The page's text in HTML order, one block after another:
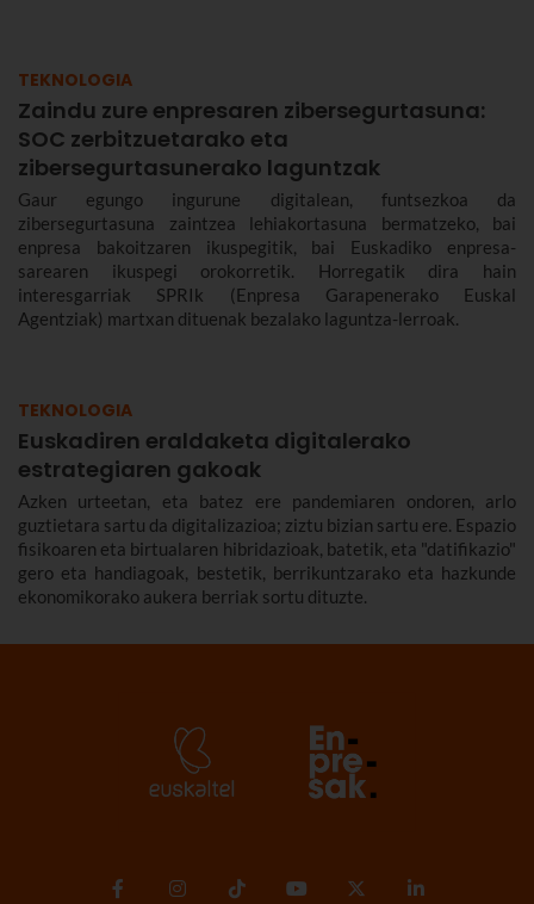
TEKNOLOGIA
Zaindu zure enpresaren zibersegurtasuna:
SOC zerbitzuetarako eta
zibersegurtasunerako laguntzak
Gaur egungo ingurune digitalean, funtsezkoa da
zibersegurtasuna zaintzea lehiakortasuna bermatzeko, bai
enpresa bakoitzaren ikuspegitik, bai Euskadiko enpresa-
sarearen ikuspegi orokorretik. Horregatik dira hain
interesgarriak SPRIk (Enpresa Garapenerako Euskal
Agentziak) martxan dituenak bezalako laguntza-lerroak.
TEKNOLOGIA
Euskadiren eraldaketa digitalerako
estrategiaren gakoak
Azken urteetan, eta batez ere pandemiaren ondoren, arlo
guztietara sartu da digitalizazioa; ziztu bizian sartu ere. Espazio
fisikoaren eta birtualaren hibridazioak, batetik, eta "datifikazio"
gero eta handiagoak, bestetik, berrikuntzarako eta hazkunde
ekonomikorako aukera berriak sortu dituzte.